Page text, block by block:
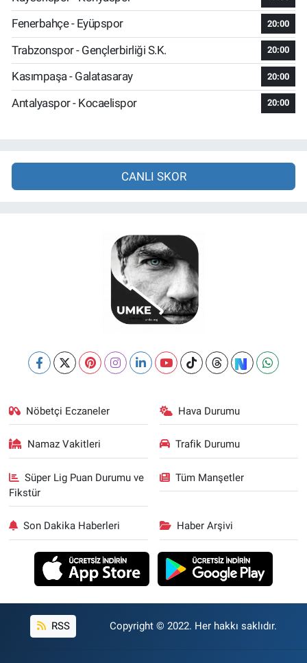
Fenerbahçe - Eyüpspor 20:00
Trabzonspor - Gençlerbirliği S.K. 20:00
Kasımpaşa - Galatasaray 20:00
Antalyaspor - Kocaelispor 20:00
CANLI SKOR
Nöbetçi Eczaneler Hava Durumu
Namaz Vakitleri Trafik Durumu
Süper Lig Puan Durumu ve
Fikstür
Tüm Manşetler
Son Dakika Haberleri Haber Arşivi
RSS Copyright © 2022. Her hakkı saklıdır.